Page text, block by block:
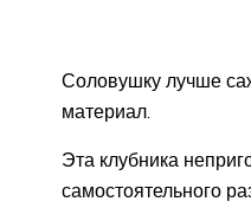
Соловушку лучше
материал.
Эта клубника
самостоятельного